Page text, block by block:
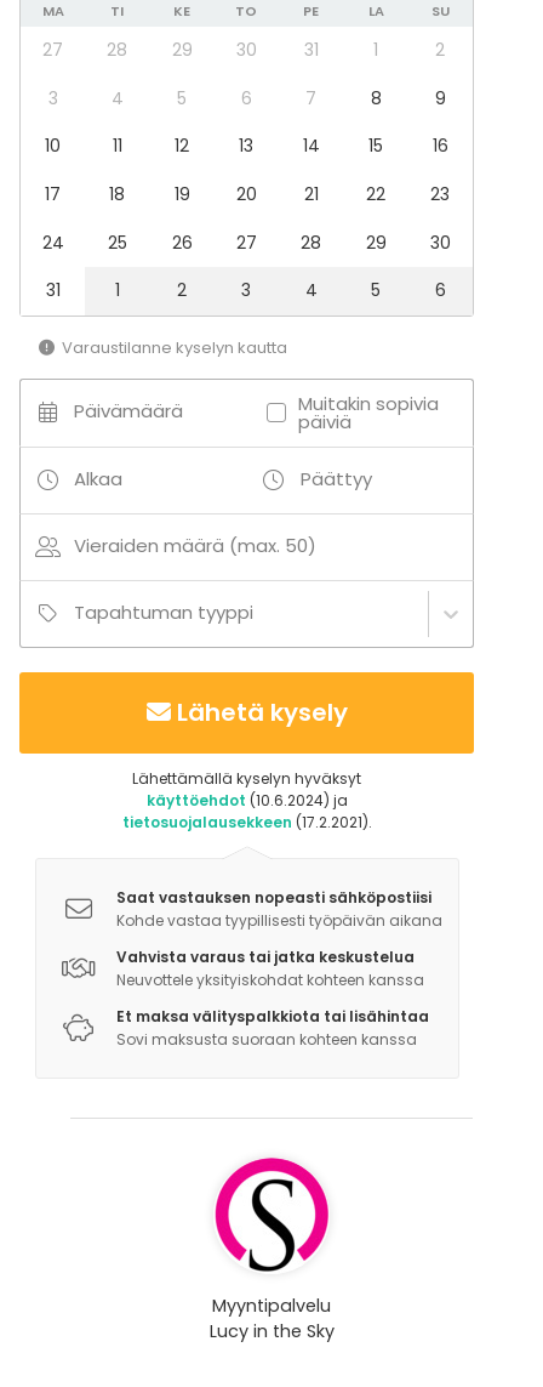
Lisätietoa palveluista ja puitteista
Tiloissamme on mahdollista järjestää
hybriditilaisuuksia – kysy lisää!
MA TI KE TO PE LA SU
27 28 29 30 31 1
2
3
4 5 6 7 8
9
10
11 12 13 14 15
16
17
18 19 20 21 22
23
24
25 26 27 28 29
30
31
1 2 3 4 5 6
Varaustilanne kyselyn kautta
Päivämäärä Muitakin sopivia
päiviä
Alkaa Päättyy
Vieraiden määrä (max. 50)
Tapahtuman tyyppi
Lähetä kysely
Lähettämällä kyselyn hyväksyt
käyttöehdot (10.6.2024) ja
tietosuojalausekkeen (17.2.2021).
Saat vastauksen nopeasti sähköpostiisi
Kohde vastaa tyypillisesti työpäivän aikana
Vahvista varaus tai jatka keskustelua
Neuvottele yksityiskohdat kohteen kanssa
Et maksa välityspalkkiota tai lisähintaa
Sovi maksusta suoraan kohteen kanssa
Myyntipalvelu
Lucy in the Sky